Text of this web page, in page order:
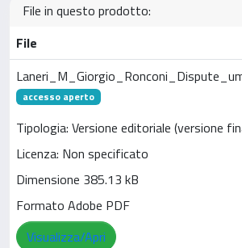
File in questo prodotto:
File
accesso aperto
Tipologia: Versione editoriale (versione
Licenza: Non specificato
Dimensione 385.13 kB
Formato Adobe PDF
Visualizza/Apri